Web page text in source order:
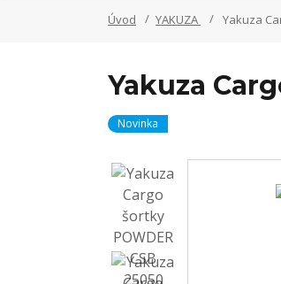
Úvod YAKUZA Yakuza
Yakuza
Novinka